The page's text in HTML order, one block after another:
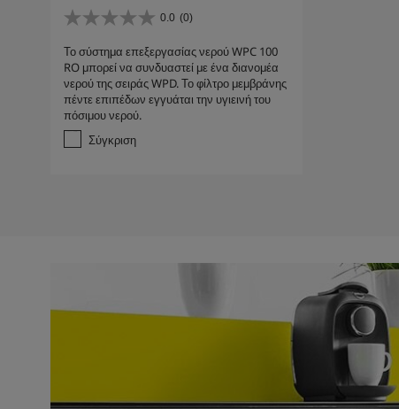
0.0 (0)
0
0
α
π
ό
5
σ
Το σύστημα επεξεργασίας νερού WPC 100
RO μπορεί να συνδυαστεί με ένα διανομέα
νερού της σειράς WPD. Το φίλτρο μεμβράνης
πέντε επιπέδων εγγυάται την υγιεινή του
πόσιμου νερού.
Σύγκριση